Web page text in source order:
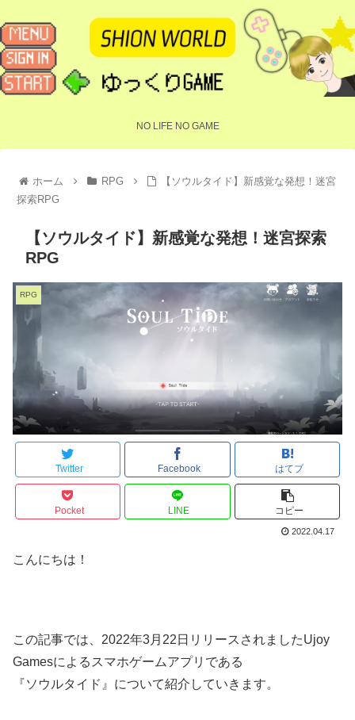
NO LIFE NO GAME
ホーム RPG
【ソウルタイド】新感覚な発想！迷宮
探索RPG
【ソウルタイド】新感覚な発想！迷宮探索
RPG
RPG
Twitter Facebook はてブ
Pocket LINE コピー
2022.04.17
こんにちは！
この記事では、2022年3月22日リリースされましたUjoy
Gamesによるスマホゲームアプリである
『ソウルタイド』について紹介していきます。